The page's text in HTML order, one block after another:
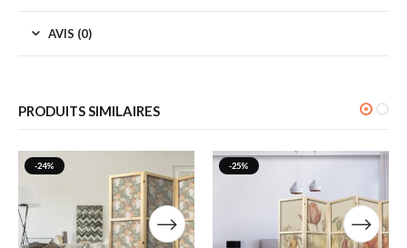
AVIS (0)
PRODUITS SIMILAIRES
-24% -25%